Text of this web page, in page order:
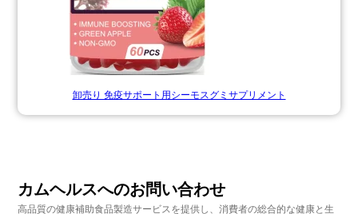
卸売り 免疫サポート用シーモスグミサプリメント
カムヘルスへのお問い合わせ
高品質の健康補助食品製造サービスを提供し、消費者の総合的な健康と生